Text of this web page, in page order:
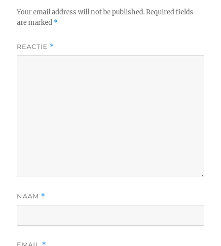
Your email address will not be published. Required fields
are marked *
REACTIE *
NAAM *